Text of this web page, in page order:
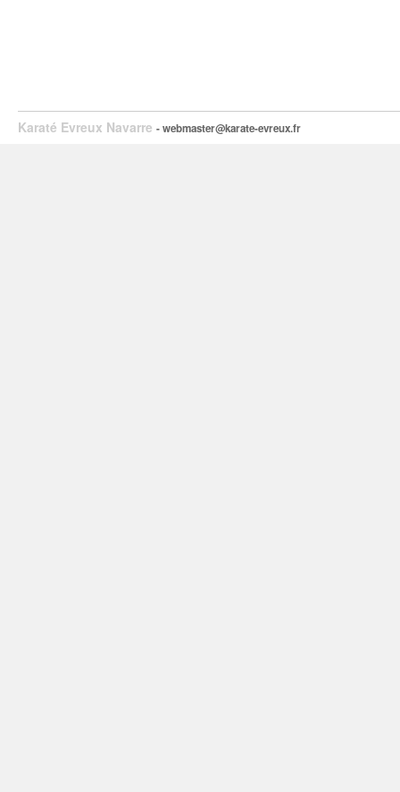
Karaté Evreux Navarre - webmaster@karate-evreux.fr